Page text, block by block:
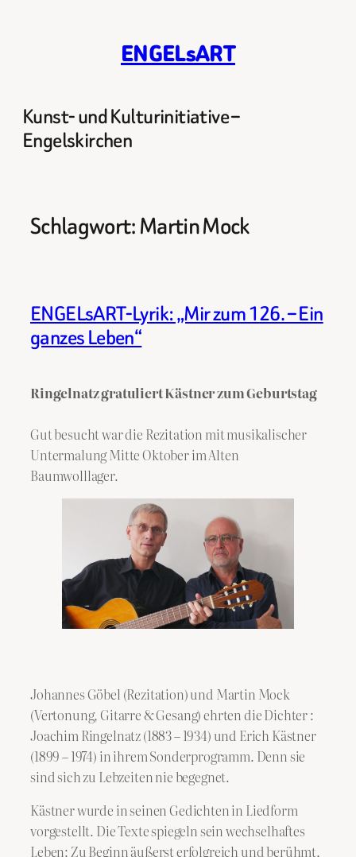
ENGELsART
Kunst- und Kulturinitiative –
Engelskirchen
Schlagwort:Martin Mock
ENGELsART-Lyrik: „Mir zum 126. – Ein
ganzes Leben“
Ringelnatz gratuliert Kästner zum Geburtstag
Gut besucht war die Rezitation mit musikalischer
Untermalung Mitte Oktober im Alten
Baumwolllager.
Johannes Göbel (Rezitation) und Martin Mock
(Vertonung, Gitarre & Gesang) ehrten die Dichter :
Joachim Ringelnatz (1883 – 1934) und Erich Kästner
(1899 – 1974) in ihrem Sonderprogramm. Denn sie
sind sich zu Lebzeiten nie begegnet.
Kästner wurde in seinen Gedichten in Liedform
vorgestellt. Die Texte spiegeln sein wechselhaftes
Leben: Zu Beginn äußerst erfolgreich und berühmt,